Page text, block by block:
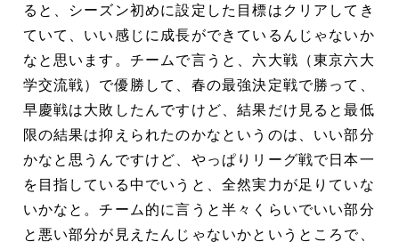
ると、シーズン初めに設定した目標はクリアしてき
ていて、いい感じに成長ができているんじゃないか
なと思います。チームで言うと、六大戦（東京六大
学交流戦）で優勝して、春の最強決定戦で勝って、
早慶戦は大敗したんですけど、結果だけ見ると最低
限の結果は抑えられたのかなというのは、いい部分
かなと思うんですけど、やっぱりリーグ戦で日本一
を目指している中でいうと、全然実力が足りていな
いかなと。チーム的に言うと半々くらいでいい部分
と悪い部分が見えたんじゃないかというところで、